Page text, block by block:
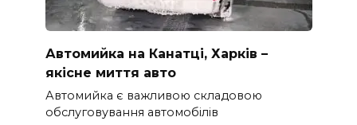
Автомийка на Канатці, Харків –
якісне миття авто
Автомийка є важливою складовою
обслуговування автомобілів